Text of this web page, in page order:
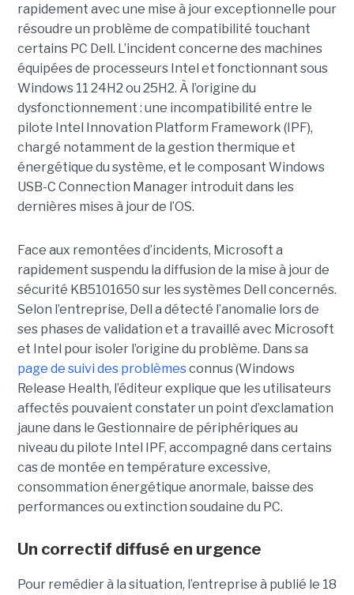
rapidement avec une mise à jour exceptionnelle pour
résoudre un problème de compatibilité touchant
certains PC Dell. L’incident concerne des machines
équipées de processeurs Intel et fonctionnant sous
Windows 11 24H2 ou 25H2. À l’origine du
dysfonctionnement : une incompatibilité entre le
pilote Intel Innovation Platform Framework (IPF),
chargé notamment de la gestion thermique et
énergétique du système, et le composant Windows
USB-C Connection Manager introduit dans les
dernières mises à jour de l’OS.
Face aux remontées d’incidents, Microsoft a
rapidement suspendu la diffusion de la mise à jour de
sécurité KB5101650 sur les systèmes Dell concernés.
Selon l’entreprise, Dell a détecté l’anomalie lors de
ses phases de validation et a travaillé avec Microsoft
et Intel pour isoler l’origine du problème. Dans sa
page de suivi des problèmesconnus (Windows
Release Health, l’éditeur explique que les utilisateurs
affectés pouvaient constater un point d’exclamation
jaune dans le Gestionnaire de périphériques au
niveau du pilote Intel IPF, accompagné dans certains
cas de montée en température excessive,
consommation énergétique anormale, baisse des
performances ou extinction soudaine du PC.
Un correctif diffusé en urgence
Pour remédier à la situation, l’entreprise à publié le 18